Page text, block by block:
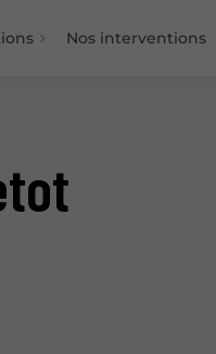
Nos interventions